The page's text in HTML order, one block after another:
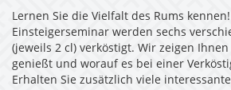
Lernen Sie die Vielfalt des Rums
Einsteigerseminar werden sechs
(jeweils 2 cl) verköstigt. Wir zeigen
genießt und worauf es bei einer
Erhalten Sie zusätzlich viele interessante